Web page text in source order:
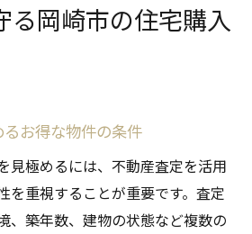
る岡崎市の住宅購入
お得な物件の条件
見極めるには、不動産査定を活用
を重視することが重要です。査定
、築年数、建物の状態など複数の